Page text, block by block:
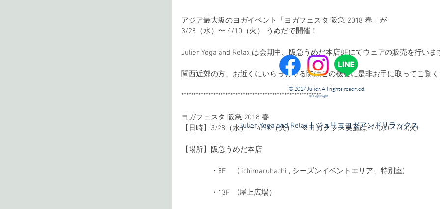
アジア最大級のヨガイベント「ヨガフェスタ 阪急 2018 春」が
3/28（水）〜 4/10（火） うめだで開催！
Julier Yoga and Relax は会期中、阪急うめだ本店8Fにてウェアの販売を行いま
関西近郊の方、お近くにいらっしゃる際はこの機会に是非お手に取ってご覧く
*********************************************************
ヨガフェスタ 阪急 2018 春
【日時】3/28（水）〜 4/10（火）　※ヨガクラス実施は4/4(水)-4/10(火)
【場所】阪急うめだ本店
・8F　  ( ichimaruhachi , シーズンイベントエリア、特別室)
・13F　(屋上広場）
© 2017 Julier. All rights reserved.
© Copyright
​Julier Yoga and Relax｜ジュリエヨガアンドリラックス